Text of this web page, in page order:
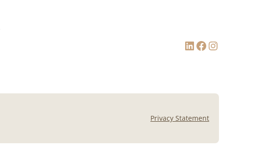
LinkedIn Facebook Instagram
Privacy Statement